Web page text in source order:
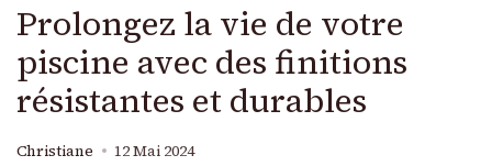
Prolongez la vie de votre
piscine avec des finitions
résistantes et durables
Christiane 12 Mai 2024